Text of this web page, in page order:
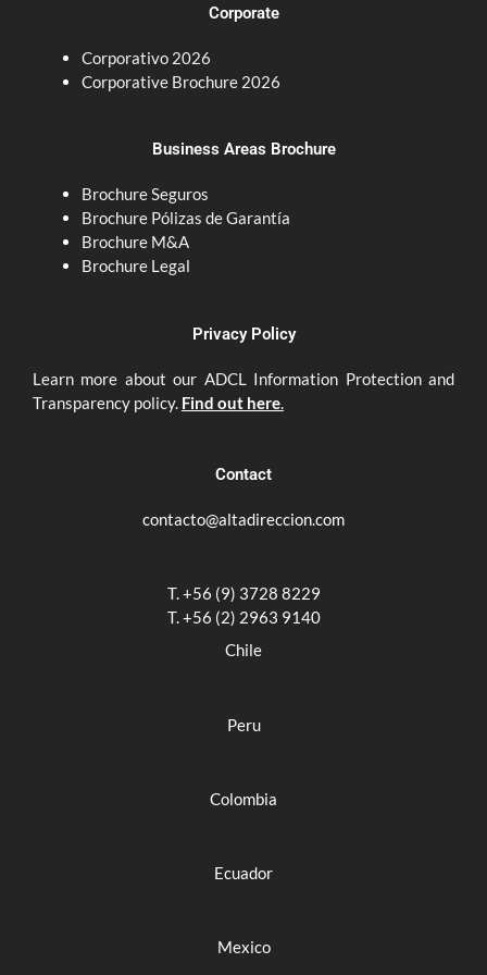
Corporate
Corporativo 2026
Corporative Brochure 2026
Business Areas Brochure
Brochure Seguros
Brochure Pólizas de Garantía
Brochure M&A
Brochure Legal
Privacy Policy
Learn more about our ADCL Information Protection and
Transparency policy. Find out here
Contact
contacto@altadireccion.com
T. +56 (9) 3728 8229
T. +56 (2) 2963 9140
Chile
Peru
Colombia
Ecuador
Mexico